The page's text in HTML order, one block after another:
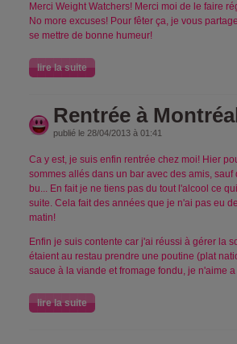
Merci Weight Watchers! Merci moi de le faire
No more excuses! Pour fêter ça, je vous
se mettre de bonne humeur!
lire la suite
Rentrée à
publié le 28/04/2013 à 01:41
Ca y est, je suis enfin rentrée chez moi! Hier
sommes allés dans un bar avec des amis,
bu... En fait je ne tiens pas du tout l'alcool ce
suite. Cela fait des années que je n'ai pas eu
matin!
Enfin je suis contente car j'ai réussi à gérer la
étaient au restau prendre une poutine (plat
sauce à la viande et fromage fondu, je n'aime a
lire la suite